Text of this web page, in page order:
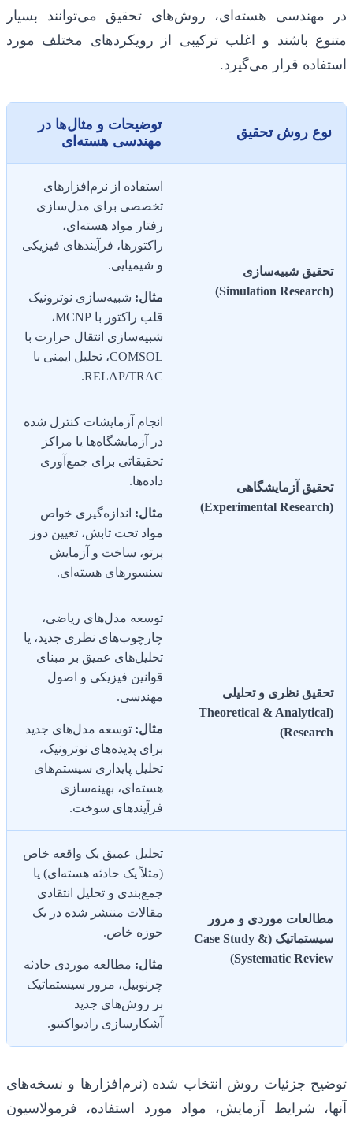
در مهندسی هسته‌ای، روش‌های تحقیق می‌توانند بسیار
متنوع باشند و اغلب ترکیبی از رویکردهای مختلف مورد
استفاده قرار می‌گیرد.
نوع روش تحقیق
توضیحات و مثال‌ها در
مهندسی هسته‌ای
تحقیق شبیه‌سازی
(Simulation Research)
استفاده از نرم‌افزارهای
تخصصی برای مدل‌سازی
رفتار مواد هسته‌ای،
راکتورها، فرآیندهای فیزیکی
و شیمیایی.
مثال: شبیه‌سازی نوترونیک
قلب راکتور با MCNP،
شبیه‌سازی انتقال حرارت با
COMSOL، تحلیل ایمنی با
RELAP/TRAC.
تحقیق آزمایشگاهی
(Experimental Research)
انجام آزمایشات کنترل شده
در آزمایشگاه‌ها یا مراکز
تحقیقاتی برای جمع‌آوری
داده‌ها.
مثال: اندازه‌گیری خواص
مواد تحت تابش، تعیین دوز
پرتو، ساخت و آزمایش
سنسورهای هسته‌ای.
تحقیق نظری و تحلیلی
(Theoretical & Analytical
Research)
توسعه مدل‌های ریاضی،
چارچوب‌های نظری جدید، یا
تحلیل‌های عمیق بر مبنای
قوانین فیزیکی و اصول
مهندسی.
مثال: توسعه مدل‌های جدید
برای پدیده‌های نوترونیک،
تحلیل پایداری سیستم‌های
هسته‌ای، بهینه‌سازی
فرآیندهای سوخت.
مطالعات موردی و مرور
سیستماتیک (Case Study &
Systematic Review)
تحلیل عمیق یک واقعه خاص
(مثلاً یک حادثه هسته‌ای) یا
جمع‌بندی و تحلیل انتقادی
مقالات منتشر شده در یک
حوزه خاص.
مثال: مطالعه موردی حادثه
چرنوبیل، مرور سیستماتیک
بر روش‌های جدید
آشکارسازی رادیواکتیو.
توضیح جزئیات روش انتخاب شده (نرم‌افزارها و نسخه‌های
آنها، شرایط آزمایش، مواد مورد استفاده، فرمولاسیون